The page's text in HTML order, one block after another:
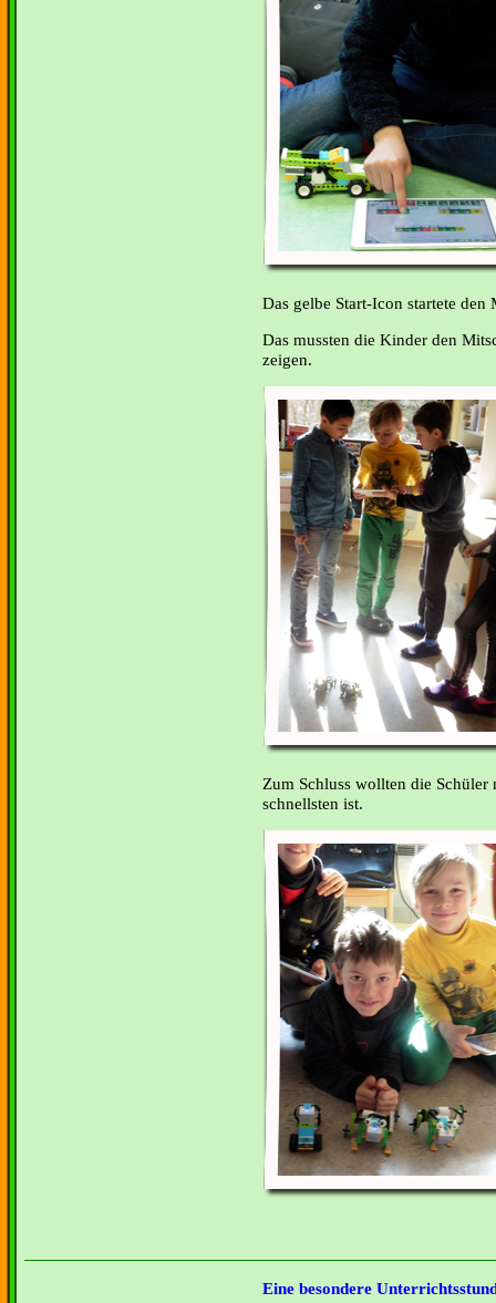
Das gelbe Start-Icon startete den
Das mussten die Kinder den
zeigen.
Zum Schluss wollten die
schnellsten ist.
Eine besondere